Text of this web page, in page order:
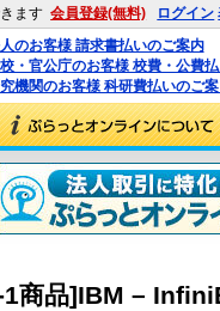
ます 会員登録(無料) ログイン
のお客様 請求書払いのご案内
・官公庁のお客様 校費・公費
機関のお客様 科研費払いのご
1商品]IBM –